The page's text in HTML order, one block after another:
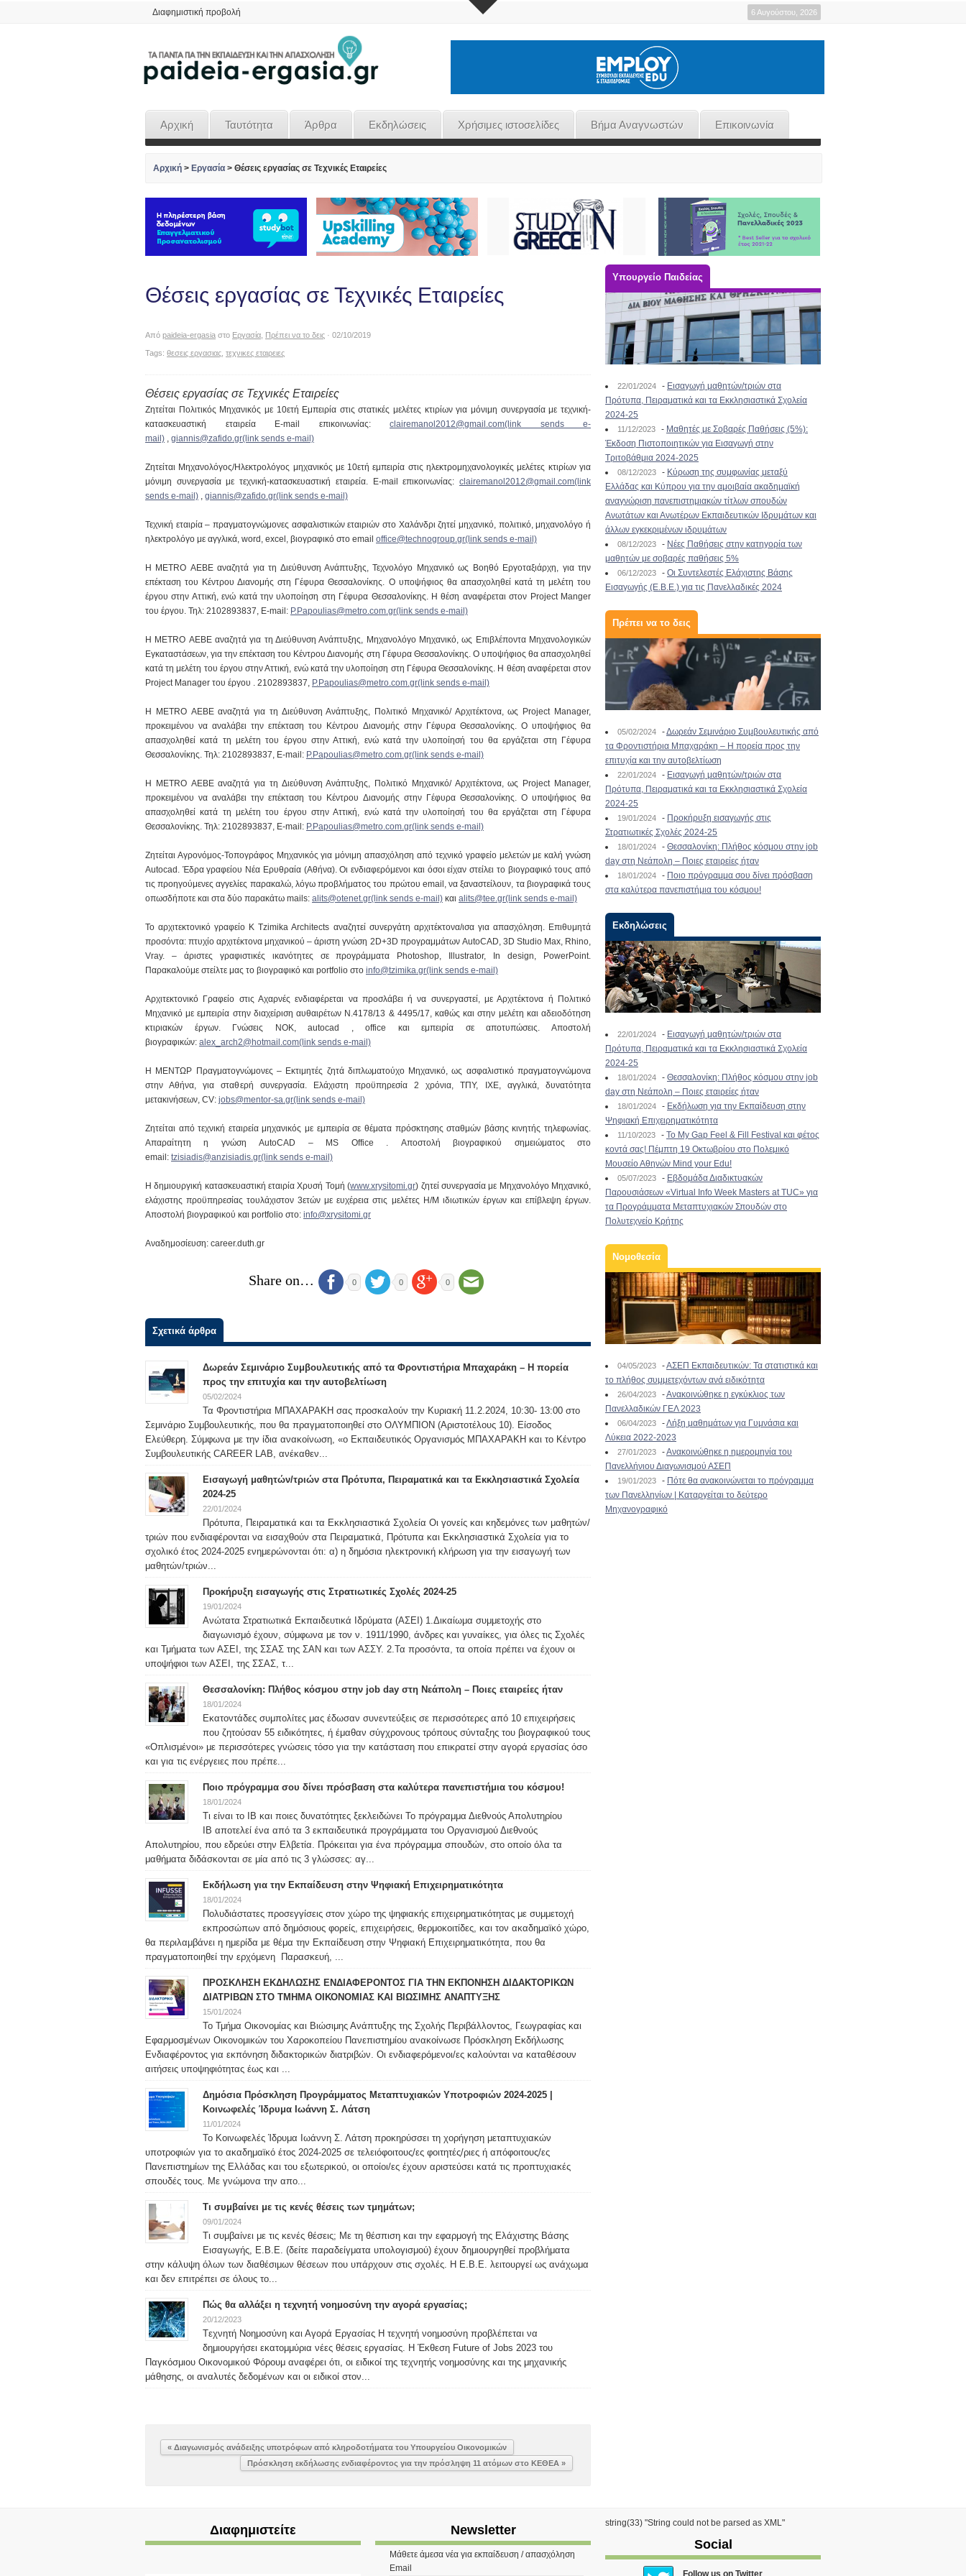
Διαφημιστική προβολή 6 Αυγούστου, 2026
Αρχική Ταυτότητα Άρθρα Εκδηλώσεις Χρήσιμες ιστοσελίδες Βήμα Αναγνωστών Επικοινωνία
Αρχική > Εργασία > Θέσεις εργασίας σε Τεχνικές Εταιρείες
Θέσεις εργασίας σε Τεχνικές Εταιρείες
Από paideia-ergasia στο Εργασία Πρέπει να το δεις · 02/10/2019
Tags: θεσεις εργασιας τεχνικες εταιρειες
Θέσεις εργασίας σε Τεχνικές Εταιρείες
Ζητείται Πολιτικός Μηχανικός με 10ετή Εμπειρία στις στατικές μελέτες κτιρίων για μόνιμη συνεργασία με τεχνική-
κατασκευαστική εταιρεία E-mail επικοινωνίας: clairemanol2012@gmail.com(link sends e-
mail) , giannis@zafido.gr(link sends e-mail)
Ζητείται Μηχανολόγος/Ηλεκτρολόγος μηχανικός με 10ετή εμπειρία στις ηλεκτρομηχανολογικές μελέτες κτιρίων για
μόνιμη συνεργασία με τεχνική-κατασκευαστική εταιρεία. E-mail επικοινωνίας: clairemanol2012@gmail.com(link
sends e-mail) , giannis@zafido.gr(link sends e-mail)
Τεχνική εταιρία – πραγματογνώμονες ασφαλιστικών εταιριών στο Χαλάνδρι ζητεί μηχανικό, πολιτικό, μηχανολόγο ή
ηλεκτρολόγο με αγγλικά, word, excel, βιογραφικό στο email office@technogroup.gr(link sends e-mail)
Η METRO ΑΕΒΕ αναζητά για τη Διεύθυνση Ανάπτυξης, Τεχνολόγο Μηχανικό ως Βοηθό Εργοταξιάρχη, για την
επέκταση του Κέντρου Διανομής στη Γέφυρα Θεσσαλονίκης. Ο υποψήφιος θα απασχοληθεί κατά τη μελέτη του
έργου στην Αττική, ενώ κατά την υλοποίηση στη Γέφυρα Θεσσαλονίκης. Η θέση αναφέρεται στον Project Manger
του έργου. Τηλ: 2102893837, E-mail: P.Papoulias@metro.com.gr(link sends e-mail)
H METRO ΑΕΒΕ αναζητά για τη Διεύθυνση Ανάπτυξης, Μηχανολόγο Μηχανικό, ως Επιβλέποντα Μηχανολογικών
Εγκαταστάσεων, για την επέκταση του Κέντρου Διανομής στη Γέφυρα Θεσσαλονίκης. Ο υποψήφιος θα απασχοληθεί
κατά τη μελέτη του έργου στην Αττική, ενώ κατά την υλοποίηση στη Γέφυρα Θεσσαλονίκης. Η θέση αναφέρεται στον
Project Manager του έργου . 2102893837, P.Papoulias@metro.com.gr(link sends e-mail)
Η METRO ΑΕΒΕ αναζητά για τη Διεύθυνση Ανάπτυξης, Πολιτικό Μηχανικό/ Αρχιτέκτονα, ως Project Manager,
προκειμένου να αναλάβει την επέκταση του Κέντρου Διανομής στην Γέφυρα Θεσσαλονίκης. Ο υποψήφιος θα
απασχοληθεί κατά τη μελέτη του έργου στην Αττική, ενώ κατά την υλοποίησή του θα εργάζεται στη Γέφυρα
Θεσσαλονίκης. Τηλ: 2102893837, E-mail: P.Papoulias@metro.com.gr(link sends e-mail)
Η METRO ΑΕΒΕ αναζητά για τη Διεύθυνση Ανάπτυξης, Πολιτικό Μηχανικό/ Αρχιτέκτονα, ως Project Manager,
προκειμένου να αναλάβει την επέκταση του Κέντρου Διανομής στην Γέφυρα Θεσσαλονίκης. Ο υποψήφιος θα
απασχοληθεί κατά τη μελέτη του έργου στην Αττική, ενώ κατά την υλοποίησή του θα εργάζεται στη Γέφυρα
Θεσσαλονίκης. Τηλ: 2102893837, E-mail: P.Papoulias@metro.com.gr(link sends e-mail)
Ζητείται Αγρονόμος-Τοπογράφος Μηχανικός για μόνιμη απασχόληση από τεχνικό γραφείο μελετών με καλή γνώση
Autocad. Έδρα γραφείου Νέα Ερυθραία (Αθήνα). Οι ενδιαφερόμενοι και όσοι είχαν στείλει το βιογραφικό τους από
τις προηγούμενες αγγελίες παρακαλώ, λόγω προβλήματος του πρώτου email, να ξαναστείλουν, τα βιογραφικά τους
οπωσδήποτε και στα δύο παρακάτω mails: alits@otenet.gr(link sends e-mail) και alits@tee.gr(link sends e-mail)
Το αρχιτεκτονικό γραφείο K Tzimika Architects αναζητεί συνεργάτη αρχιτέκτονα/ισα για απασχόληση. Επιθυμητά
προσόντα: πτυχίο αρχιτέκτονα μηχανικού – άριστη γνώση 2D+3D προγραμμάτων AutoCAD, 3D Studio Max, Rhino,
Vray. – άριστες γραφιστικές ικανότητες σε προγράμματα Photoshop, Illustrator, In design, PowerPoint.
Παρακαλούμε στείλτε μας το βιογραφικό και portfolio στο info@tzimika.gr(link sends e-mail)
Αρχιτεκτονικό Γραφείο στις Αχαρνές ενδιαφέρεται να προσλάβει ή να συνεργαστεί, με Αρχιτέκτονα ή Πολιτικό
Μηχανικό με εμπειρία στην διαχείριση αυθαιρέτων N.4178/13 & 4495/17, καθώς και στην μελέτη και αδειοδότηση
κτιριακών έργων. Γνώσεις ΝΟΚ, autocad , office και εμπειρία σε αποτυπώσεις. Αποστολή
βιογραφικών: alex_arch2@hotmail.com(link sends e-mail)
Η ΜΕΝΤΩΡ Πραγματογνώμονες – Εκτιμητές ζητά διπλωματούχο Μηχανικό, ως ασφαλιστικό πραγματογνώμονα
στην Αθήνα, για σταθερή συνεργασία. Ελάχιστη προϋπηρεσία 2 χρόνια, ΤΠΥ, ΙΧΕ, αγγλικά, δυνατότητα
μετακινήσεων, CV: jobs@mentor-sa.gr(link sends e-mail)
Ζητείται από τεχνική εταιρεία μηχανικός με εμπειρία σε θέματα πρόσκτησης σταθμών βάσης κινητής τηλεφωνίας.
Απαραίτητη η γνώση AutoCAD – MS Office . Αποστολή βιογραφικού σημειώματος στο
email: tzisiadis@anzisiadis.gr(link sends e-mail)
Η δημιουργική κατασκευαστική εταιρία Χρυσή Τομή (www.xrysitomi.gr) ζητεί συνεργασία με Μηχανολόγο Μηχανικό,
ελάχιστης προϋπηρεσίας τουλάχιστον 3ετών με ευχέρεια στις μελέτες Η/Μ ιδιωτικών έργων και επίβλεψη έργων.
Αποστολή βιογραφικού και portfolio στο: info@xrysitomi.gr
Αναδημοσίευση: career.duth.gr
Share on… 0 0 0
Σχετικά άρθρα
Δωρεάν Σεμινάριο Συμβουλευτικής από τα Φροντιστήρια Μπαχαράκη – Η πορεία
προς την επιτυχία και την αυτοβελτίωση
05/02/2024
Τα Φροντιστήρια ΜΠΑΧΑΡΑΚΗ σας προσκαλούν την Κυριακή 11.2.2024, 10:30- 13:00 στο
Σεμινάριο Συμβουλευτικής, που θα πραγματοποιηθεί στο ΟΛΥΜΠΙΟΝ (Αριστοτέλους 10). Είσοδος
Ελεύθερη. Σύμφωνα με την ίδια ανακοίνωση, «ο Εκπαιδευτικός Οργανισμός ΜΠΑΧΑΡΑΚΗ και το Κέντρο
Συμβουλευτικής CAREER LAB, ανέκαθεν...
Εισαγωγή μαθητών/τριών στα Πρότυπα, Πειραματικά και τα Εκκλησιαστικά Σχολεία
2024-25
22/01/2024
Πρότυπα, Πειραματικά και τα Εκκλησιαστικά Σχολεία Οι γονείς και κηδεμόνες των μαθητών/
τριών που ενδιαφέρονται να εισαχθούν στα Πειραματικά, Πρότυπα και Εκκλησιαστικά Σχολεία για το
σχολικό έτος 2024-2025 ενημερώνονται ότι: α) η δημόσια ηλεκτρονική κλήρωση για την εισαγωγή των
μαθητών/τριών...
Προκήρυξη εισαγωγής στις Στρατιωτικές Σχολές 2024-25
19/01/2024
Ανώτατα Στρατιωτικά Εκπαιδευτικά Ιδρύματα (ΑΣΕΙ) 1.Δικαίωμα συμμετοχής στο
διαγωνισμό έχουν, σύμφωνα με τον ν. 1911/1990, άνδρες και γυναίκες, για όλες τις Σχολές
και Τμήματα των ΑΣΕΙ, της ΣΣΑΣ της ΣΑΝ και των ΑΣΣΥ. 2.Τα προσόντα, τα οποία πρέπει να έχουν οι
υποψήφιοι των ΑΣΕΙ, της ΣΣΑΣ, τ...
Θεσσαλονίκη: Πλήθος κόσμου στην job day στη Νεάπολη – Ποιες εταιρείες ήταν
18/01/2024
Εκατοντάδες συμπολίτες μας έδωσαν συνεντεύξεις σε περισσότερες από 10 επιχειρήσεις
που ζητούσαν 55 ειδικότητες, ή έμαθαν σύγχρονους τρόπους σύνταξης του βιογραφικού τους
«Οπλισμένοι» με περισσότερες γνώσεις τόσο για την κατάσταση που επικρατεί στην αγορά εργασίας όσο
και για τις ενέργειες που πρέπε...
Ποιο πρόγραμμα σου δίνει πρόσβαση στα καλύτερα πανεπιστήμια του κόσμου!
18/01/2024
Τι είναι το IB και ποιες δυνατότητες ξεκλειδώνει Το πρόγραμμα Διεθνούς Απολυτηρίου
IB αποτελεί ένα από τα 3 εκπαιδευτικά προγράμματα του Οργανισμού Διεθνούς
Απολυτηρίου, που εδρεύει στην Ελβετία. Πρόκειται για ένα πρόγραμμα σπουδών, στο οποίο όλα τα
μαθήματα διδάσκονται σε μία από τις 3 γλώσσες: αγ...
Εκδήλωση για την Εκπαίδευση στην Ψηφιακή Επιχειρηματικότητα
18/01/2024
Πολυδιάστατες προσεγγίσεις στον χώρο της ψηφιακής επιχειρηματικότητας με συμμετοχή
εκπροσώπων από δημόσιους φορείς, επιχειρήσεις, θερμοκοιτίδες, και τον ακαδημαϊκό χώρο,
θα περιλαμβάνει η ημερίδα με θέμα την Εκπαίδευση στην Ψηφιακή Επιχειρηματικότητα, που θα
πραγματοποιηθεί την ερχόμενη Παρασκευή, ...
ΠΡΟΣΚΛΗΣΗ ΕΚΔΗΛΩΣΗΣ ΕΝΔΙΑΦΕΡΟΝΤΟΣ ΓΙΑ ΤΗΝ ΕΚΠΟΝΗΣΗ ΔΙΔΑΚΤΟΡΙΚΩΝ
ΔΙΑΤΡΙΒΩΝ ΣΤΟ ΤΜΗΜΑ ΟΙΚΟΝΟΜΙΑΣ ΚΑΙ ΒΙΩΣΙΜΗΣ ΑΝΑΠΤΥΞΗΣ
15/01/2024
Το Τμήμα Οικονομίας και Βιώσιμης Ανάπτυξης της Σχολής Περιβάλλοντος, Γεωγραφίας και
Εφαρμοσμένων Οικονομικών του Χαροκοπείου Πανεπιστημίου ανακοίνωσε Πρόσκληση Εκδήλωσης
Ενδιαφέροντος για εκπόνηση διδακτορικών διατριβών. Οι ενδιαφερόμενοι/ες καλούνται να καταθέσουν
αιτήσεις υποψηφιότητας έως και ...
Δημόσια Πρόσκληση Προγράμματος Μεταπτυχιακών Υποτροφιών 2024-2025 |
Κοινωφελές Ίδρυμα Ιωάννη Σ. Λάτση
11/01/2024
Το Κοινωφελές Ίδρυμα Ιωάννη Σ. Λάτση προκηρύσσει τη χορήγηση μεταπτυχιακών
υποτροφιών για το ακαδημαϊκό έτος 2024-2025 σε τελειόφοιτους/ες φοιτητές/ριες ή απόφοιτους/ες
Πανεπιστημίων της Ελλάδας και του εξωτερικού, οι οποίοι/ες έχουν αριστεύσει κατά τις προπτυχιακές
σπουδές τους. Με γνώμονα την απο...
Τι συμβαίνει με τις κενές θέσεις των τμημάτων;
09/01/2024
Τι συμβαίνει με τις κενές θέσεις; Με τη θέσπιση και την εφαρμογή της Ελάχιστης Βάσης
Εισαγωγής, Ε.Β.Ε. (δείτε παραδείγματα υπολογισμού) έχουν δημιουργηθεί προβλήματα
στην κάλυψη όλων των διαθέσιμων θέσεων που υπάρχουν στις σχολές. Η Ε.Β.Ε. λειτουργεί ως ανάχωμα
και δεν επιτρέπει σε όλους το...
Πώς θα αλλάξει η τεχνητή νοημοσύνη την αγορά εργασίας;
20/12/2023
Tεχνητή Νοημοσύνη και Αγορά Εργασίας Η τεχνητή νοημοσύνη προβλέπεται να
δημιουργήσει εκατομμύρια νέες θέσεις εργασίας. Η Έκθεση Future of Jobs 2023 του
Παγκόσμιου Οικονομικού Φόρουμ αναφέρει ότι, οι ειδικοί της τεχνητής νοημοσύνης και της μηχανικής
μάθησης, οι αναλυτές δεδομένων και οι ειδικοί στον...
« Διαγωνισμός ανάδειξης υποτρόφων από κληροδοτήματα του Υπουργείου Οικονομικών
Πρόσκληση εκδήλωσης ενδιαφέροντος για την πρόσληψη 11 ατόμων στο ΚΕΘΕΑ »
Υπουργείο Παιδείας
22/01/2024 - Εισαγωγή μαθητών/τριών στα
Πρότυπα, Πειραματικά και τα Εκκλησιαστικά Σχολεία
2024-25
11/12/2023 - Μαθητές με Σοβαρές Παθήσεις (5%):
Έκδοση Πιστοποιητικών για Εισαγωγή στην
Τριτοβάθμια 2024-2025
08/12/2023 - Κύρωση της συμφωνίας μεταξύ
Ελλάδας και Κύπρου για την αμοιβαία ακαδημαϊκή
αναγνώριση πανεπιστημιακών τίτλων σπουδών
Ανωτάτων και Ανωτέρων Εκπαιδευτικών Ιδρυμάτων και
άλλων εγκεκριμένων ιδρυμάτων
08/12/2023 - Νέες Παθήσεις στην κατηγορία των
μαθητών με σοβαρές παθήσεις 5%
06/12/2023 - Οι Συντελεστές Ελάχιστης Βάσης
Εισαγωγής (Ε.Β.Ε.) για τις Πανελλαδικές 2024
Πρέπει να το δεις
05/02/2024 -Δωρεάν Σεμινάριο Συμβουλευτικής από
τα Φροντιστήρια Μπαχαράκη – Η πορεία προς την
επιτυχία και την αυτοβελτίωση
22/01/2024 - Εισαγωγή μαθητών/τριών στα
Πρότυπα, Πειραματικά και τα Εκκλησιαστικά Σχολεία
2024-25
19/01/2024 - Προκήρυξη εισαγωγής στις
Στρατιωτικές Σχολές 2024-25
18/01/2024 - Θεσσαλονίκη: Πλήθος κόσμου στην job
day στη Νεάπολη – Ποιες εταιρείες ήταν
18/01/2024 - Ποιο πρόγραμμα σου δίνει πρόσβαση
στα καλύτερα πανεπιστήμια του κόσμου!
Εκδηλώσεις
22/01/2024 - Εισαγωγή μαθητών/τριών στα
Πρότυπα, Πειραματικά και τα Εκκλησιαστικά Σχολεία
2024-25
18/01/2024 - Θεσσαλονίκη: Πλήθος κόσμου στην job
day στη Νεάπολη – Ποιες εταιρείες ήταν
18/01/2024 - Εκδήλωση για την Εκπαίδευση στην
Ψηφιακή Επιχειρηματικότητα
11/10/2023 - To My Gap Feel & Fill Festival και φέτος
κοντά σας! Πέμπτη 19 Οκτωβρίου στο Πολεμικό
Μουσείο Αθηνών Mind your Edu!
05/07/2023 - Εβδομάδα Διαδικτυακών
Παρουσιάσεων «Virtual Info Week Masters at TUC» για
τα Προγράμματα Μεταπτυχιακών Σπουδών στο
Πολυτεχνείο Κρήτης
Νομοθεσία
04/05/2023 -ΑΣΕΠ Εκπαιδευτικών: Τα στατιστικά και
το πλήθος συμμετεχόντων ανά ειδικότητα
26/04/2023 -Ανακοινώθηκε η εγκύκλιος των
Πανελλαδικών ΓΕΛ 2023
06/04/2023 -Λήξη μαθημάτων για Γυμνάσια και
Λύκεια 2022-2023
27/01/2023 -Ανακοινώθηκε η ημερομηνία του
Πανελλήνιου Διαγωνισμού ΑΣΕΠ
19/01/2023 - Πότε θα ανακοινώνεται το πρόγραμμα
των Πανελληνίων | Καταργείται το δεύτερο
Μηχανογραφικό
Διαφημιστείτε Newsletter
Μάθετε άμεσα νέα για εκπαίδευση / απασχόληση
Email
string(33) "String could not be parsed as XML"
Social
Follow us on Twitter